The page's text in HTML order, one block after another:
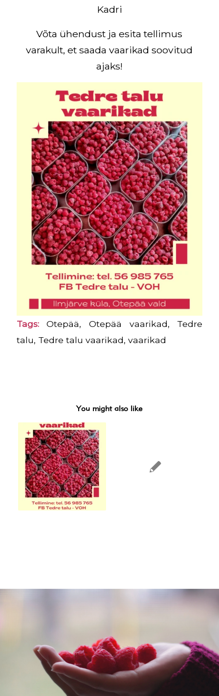
Kadri
Võta ühendust ja esita tellimus
varakult, et saada vaarikad soovitud
ajaks!
Tags: Otepää, Otepää vaarikad, Tedre
talu, Tedre talu vaarikad, vaarikad
You might also like